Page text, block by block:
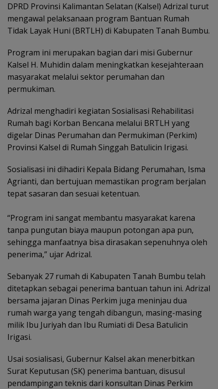
DPRD Provinsi Kalimantan Selatan (Kalsel) Adrizal turut
mengawal pelaksanaan program Bantuan Rumah
Tidak Layak Huni (BRTLH) di Kabupaten Tanah Bumbu.
Program ini merupakan bagian dari misi Gubernur
Kalsel H. Muhidin dalam meningkatkan kesejahteraan
masyarakat melalui sektor perumahan dan
permukiman.
Adrizal menghadiri kegiatan Sosialisasi Rehabilitasi
Rumah bagi Korban Bencana melalui BRTLH yang
digelar Dinas Perumahan dan Permukiman (Perkim)
Provinsi Kalsel di Rumah Singgah Batulicin Irigasi.
Sosialisasi ini dihadiri Kepala Bidang Perumahan, Isma
Agrianti, dan bertujuan memastikan program berjalan
tepat sasaran dan sesuai ketentuan.
“Program ini sangat membantu masyarakat karena
tanpa pungutan biaya maupun potongan apa pun,
sehingga manfaatnya bisa dirasakan sepenuhnya oleh
penerima,” ujar Adrizal.
Sebanyak 27 rumah di Kabupaten Tanah Bumbu telah
ditetapkan sebagai penerima bantuan tahun ini. Adrizal
bersama jajaran Dinas Perkim juga meninjau dua
rumah warga yang tengah dibangun, masing-masing
milik Ibu Juriyah dan Ibu Rumiati di Desa Batulicin
Irigasi.
Usai sosialisasi, Gubernur Kalsel akan menerbitkan
Surat Keputusan (SK) penerima bantuan, disusul
pendampingan teknis dari konsultan Dinas Perkim